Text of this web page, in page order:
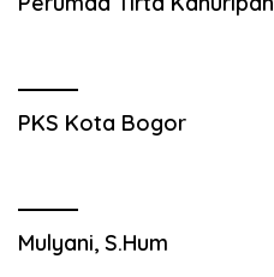
PKS Kota Bogor
Mulyani, S.Hum